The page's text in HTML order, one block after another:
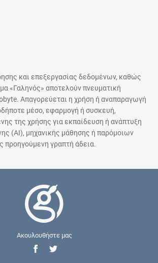
και επεξεργασίας δεδομένων, καθώς
«Γαληνός» αποτελούν πνευματική
Απαγορεύεται η χρήση ή αναπαραγωγή
μέσο, εφαρμογή ή συσκευή,
της χρήσης για εκπαίδευση ή ανάπτυξη
(AI), μηχανικής μάθησης ή παρόμοιων
προηγούμενη γραπτή άδεια.
Ακουλουθήστε μας